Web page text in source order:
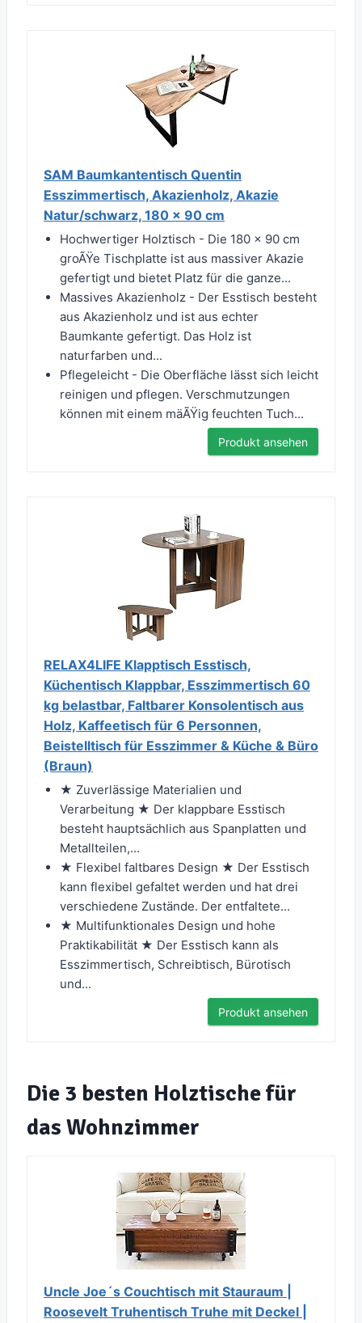
SAM Baumkantentisch Quentin
Esszimmertisch, Akazienholz, Akazie
Natur/schwarz, 180 x 90 cm
Hochwertiger Holztisch - Die 180 x 90 cm
groÃŸe Tischplatte ist aus massiver Akazie
gefertigt und bietet Platz für die ganze...
Massives Akazienholz - Der Esstisch besteht
aus Akazienholz und ist aus echter
Baumkante gefertigt. Das Holz ist
naturfarben und...
Pflegeleicht - Die Oberfläche lässt sich leicht
reinigen und pflegen. Verschmutzungen
können mit einem mäÃŸig feuchten Tuch...
Produkt ansehen
RELAX4LIFE Klapptisch Esstisch,
Küchentisch Klappbar, Esszimmertisch 60
kg belastbar, Faltbarer Konsolentisch aus
Holz, Kaffeetisch für 6 Personnen,
Beistelltisch für Esszimmer & Küche & Büro
(Braun)
★ Zuverlässige Materialien und
Verarbeitung ★ Der klappbare Esstisch
besteht hauptsächlich aus Spanplatten und
Metallteilen,...
★ Flexibel faltbares Design ★ Der Esstisch
kann flexibel gefaltet werden und hat drei
verschiedene Zustände. Der entfaltete...
★ Multifunktionales Design und hohe
Praktikabilität ★ Der Esstisch kann als
Esszimmertisch, Schreibtisch, Bürotisch
und...
Produkt ansehen
Die 3 besten Holztische für
das Wohnzimmer
Uncle Joe´s Couchtisch mit Stauraum |
Roosevelt Truhentisch Truhe mit Deckel |